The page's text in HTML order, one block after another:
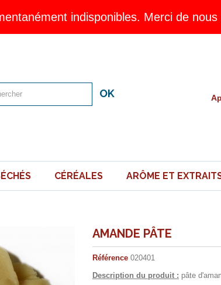
indisponibles. Merci de
OK
CÉRÉALES ARÔME ET
AMANDE PÂTE
Référence 020401
Description du produit : pâte